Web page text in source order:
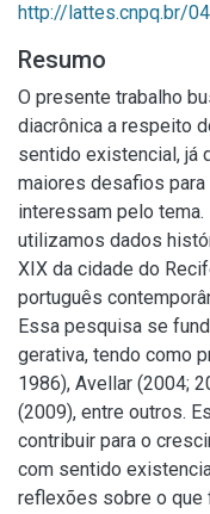
http://lattes.cnpq.br/
Resumo
O presente trabalho
diacrônica a respeito
sentido existencial, já
maiores desafios
interessam pelo
utilizamos dados
XIX da cidade do
português
Essa pesquisa se
gerativa, tendo como
1986), Avellar (2004;
(2009), entre outros.
contribuir para o
com sentido
reflexões sobre o que